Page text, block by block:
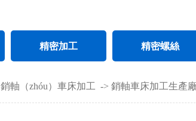
精密加工
精密不（bú）鏽鋼件（jiàn）加工
精密螺絲
加長精密螺絲
銷軸（zhóu）車床加工 -> 銷軸車床加工生產